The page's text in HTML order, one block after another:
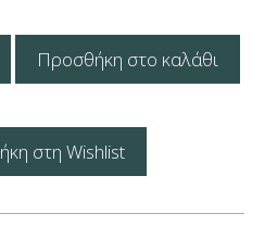
Προσθήκη στο καλάθι
στη Wishlist